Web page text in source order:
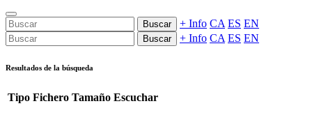
Buscar + Info CA ES EN
Buscar + Info CA ES EN
Resultados de la búsqueda
Tipo Fichero Tamaño Escuchar